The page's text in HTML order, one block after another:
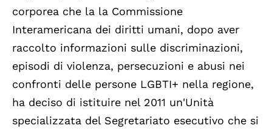
corporea che la la Commissione
Interamericana dei diritti umani, dopo aver
raccolto informazioni sulle discriminazioni,
episodi di violenza, persecuzioni e abusi nei
confronti delle persone LGBTI+ nella regione,
ha deciso di istituire nel 2011 un'Unità
specializzata del Segretariato esecutivo che si